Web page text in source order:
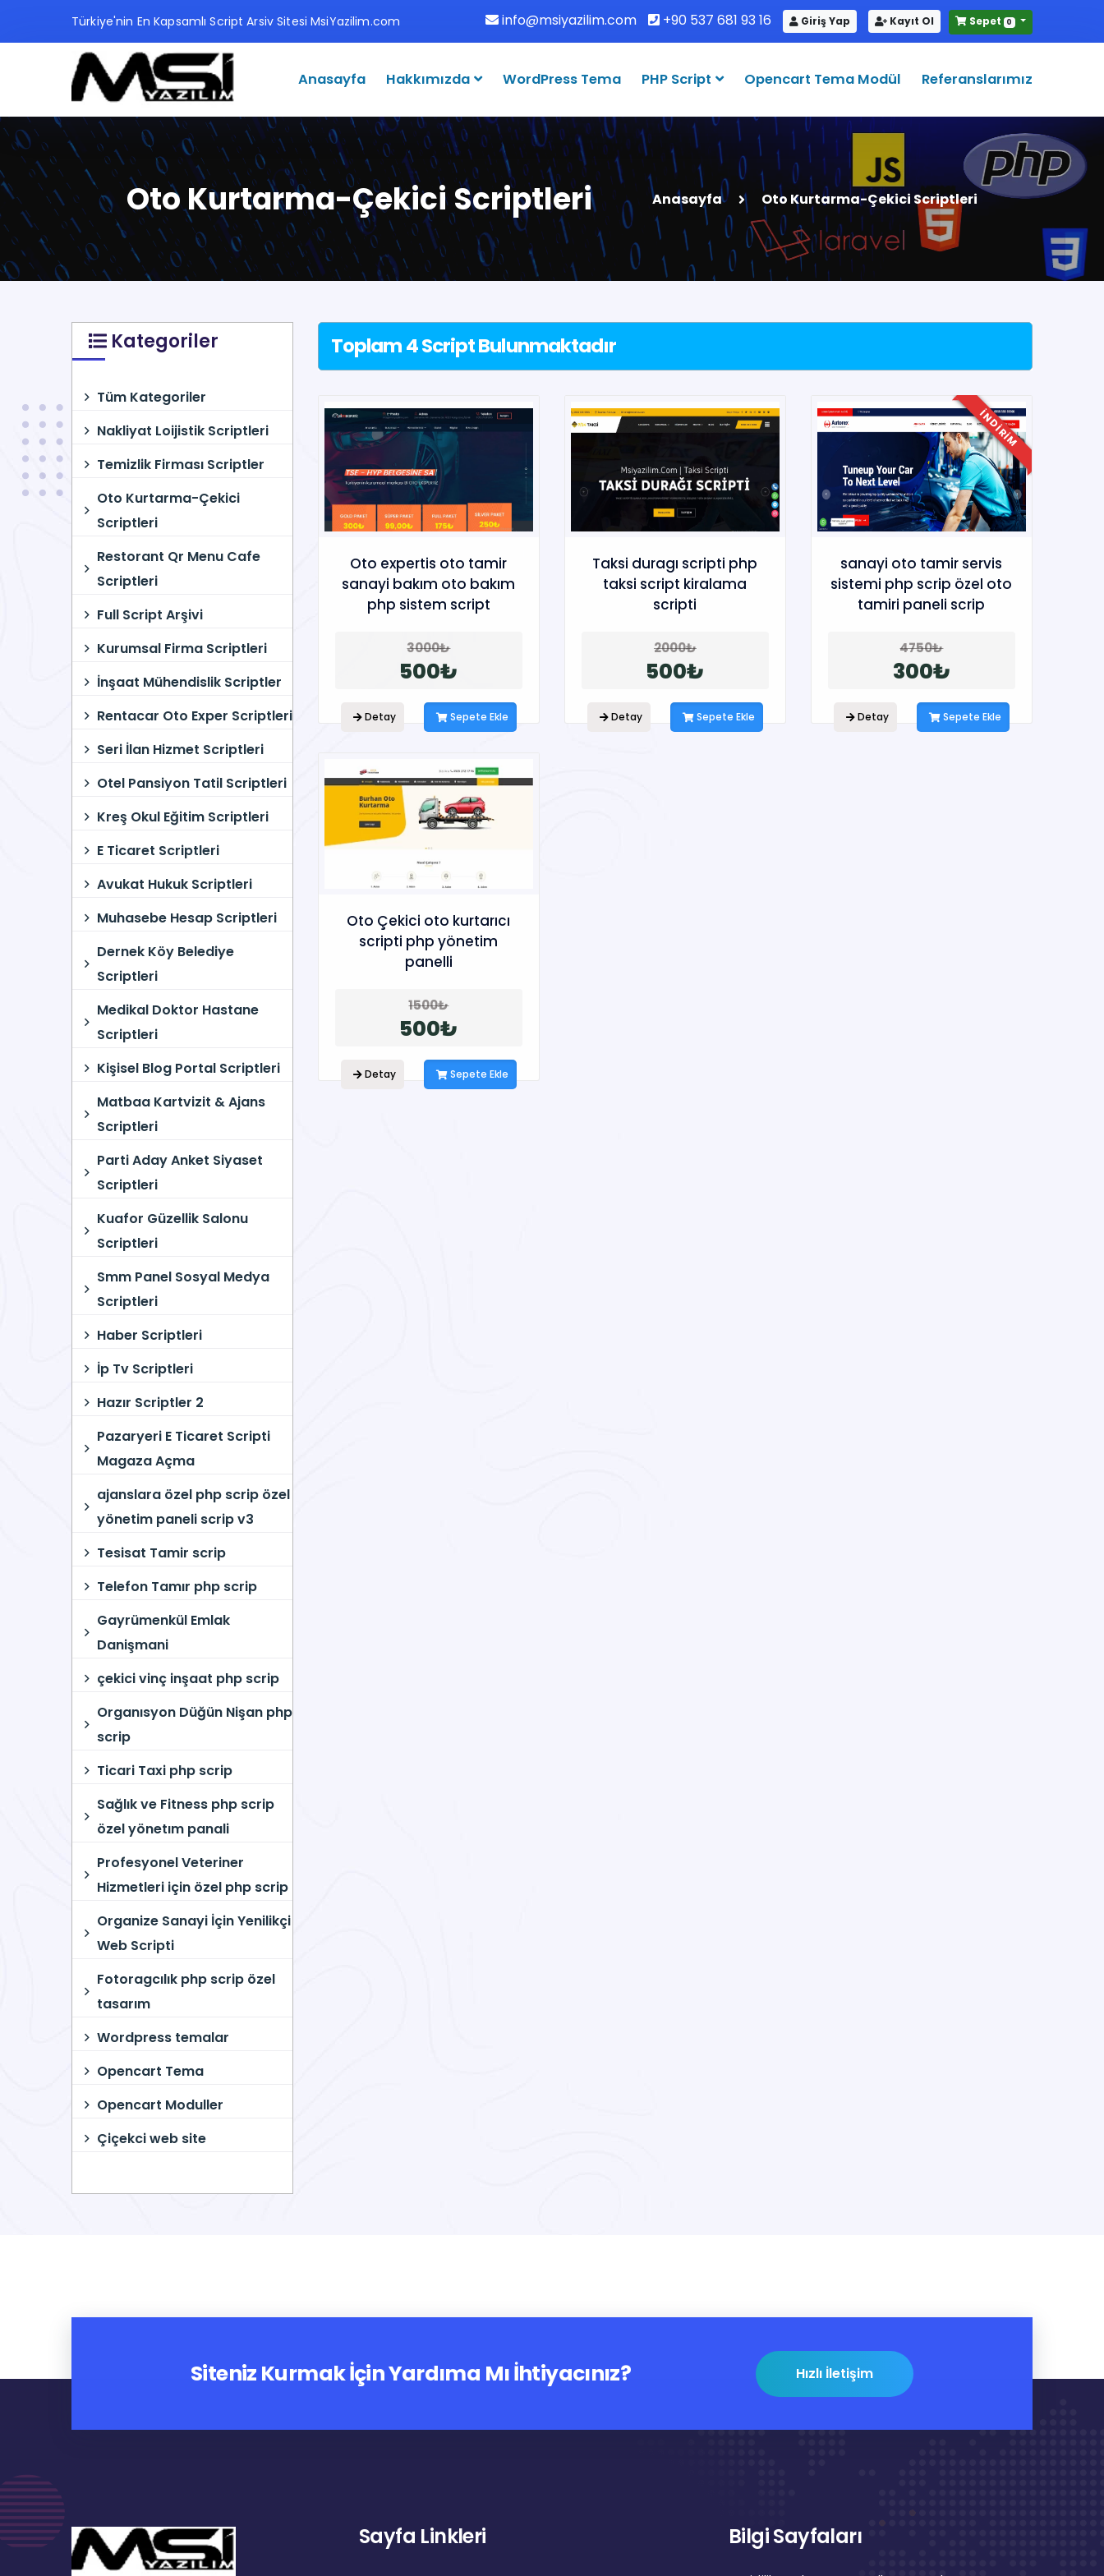
Türkiye'nin En Kapsamlı Script Arsiv Sitesi MsiYazilim.com info@msiyazilim.com +90 537 681 93 16 Giriş Yap Kayıt Ol Sepet 0
Anasayfa Hakkımızda WordPress Tema PHP Script Opencart Tema Modül Referanslarımız
Oto Kurtarma-Çekici Scriptleri Anasayfa Oto Kurtarma-Çekici Scriptleri
Kategoriler
Tüm Kategoriler
Nakliyat Loijistik Scriptleri
Temizlik Firması Scriptler
Oto Kurtarma-Çekici
Scriptleri
Restorant Qr Menu Cafe
Scriptleri
Full Script Arşivi
Kurumsal Firma Scriptleri
İnşaat Mühendislik Scriptler
Rentacar Oto Exper Scriptleri
Seri İlan Hizmet Scriptleri
Otel Pansiyon Tatil Scriptleri
Kreş Okul Eğitim Scriptleri
E Ticaret Scriptleri
Avukat Hukuk Scriptleri
Muhasebe Hesap Scriptleri
Dernek Köy Belediye
Scriptleri
Medikal Doktor Hastane
Scriptleri
Kişisel Blog Portal Scriptleri
Matbaa Kartvizit & Ajans
Scriptleri
Parti Aday Anket Siyaset
Scriptleri
Kuafor Güzellik Salonu
Scriptleri
Smm Panel Sosyal Medya
Scriptleri
Haber Scriptleri
İp Tv Scriptleri
Hazır Scriptler 2
Pazaryeri E Ticaret Scripti
Magaza Açma
ajanslara özel php scrip özel
yönetim paneli scrip v3
Tesisat Tamir scrip
Telefon Tamır php scrip
Gayrümenkül Emlak
Danişmani
çekici vinç inşaat php scrip
Organısyon Düğün Nişan php
scrip
Ticari Taxi php scrip
Sağlık ve Fitness php scrip
özel yönetım panali
Profesyonel Veteriner
Hizmetleri için özel php scrip
Organize Sanayi İçin Yenilikçi
Web Scripti
Fotoragcılık php scrip özel
tasarım
Wordpress temalar
Opencart Tema
Opencart Moduller
Çiçekci web site
Toplam 4 Script Bulunmaktadır
Oto expertis oto tamir
sanayi bakım oto bakım
php sistem script
3000₺
500₺
Detay Sepete Ekle
Taksi duragı scripti php
taksi script kiralama
scripti
2000₺
500₺
Detay Sepete Ekle
INDIRIM
sanayi oto tamir servis
sistemi php scrip özel oto
tamiri paneli scrip
4750₺
300₺
Detay Sepete Ekle
Oto Çekici oto kurtarıcı
scripti php yönetim
panelli
1500₺
500₺
Detay Sepete Ekle
Siteniz Kurmak İçin Yardıma Mı İhtiyacınız? Hızlı İletişim
Sayfa Linkleri Bilgi Sayfaları